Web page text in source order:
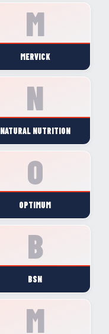
MERVICK
NATURAL NUTRITION
OPTIMUM
BSN